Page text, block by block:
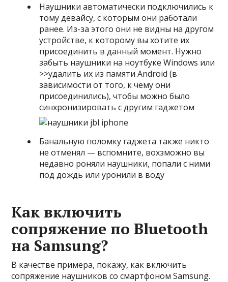
Наушники автоматически подключились к
тому девайсу, с которым они работали
ранее. Из-за этого они не видны на другом
устройстве, к которому вы хотите их
присоединить в данный момент. Нужно
забыть наушники на ноутбуке Windows или
>>удалить их из памяти Android (в
зависимости от того, к чему они
присоединились), чтобы можно было
синхронизировать с другим гаджетом
Банальную поломку гаджета также никто
не отменял — вспомните, вохзможно вы
недавно роняли наушники, попали с ними
под дождь или уронили в воду
Как включить
сопряжение по Bluetooth
на Samsung?
В качестве примера, покажу, как включить
сопряжение наушников со смартфоном Samsung.